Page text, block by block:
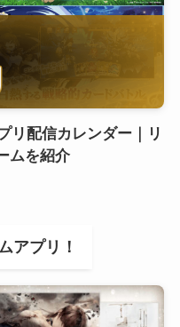
リ配信カレンダー｜リ
ムを紹介
アプリ！